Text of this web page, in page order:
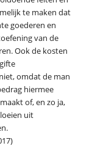
te maken dat
goederen en
van de
Ook de kosten
omdat de man
hiermee
of, en zo ja,
uit